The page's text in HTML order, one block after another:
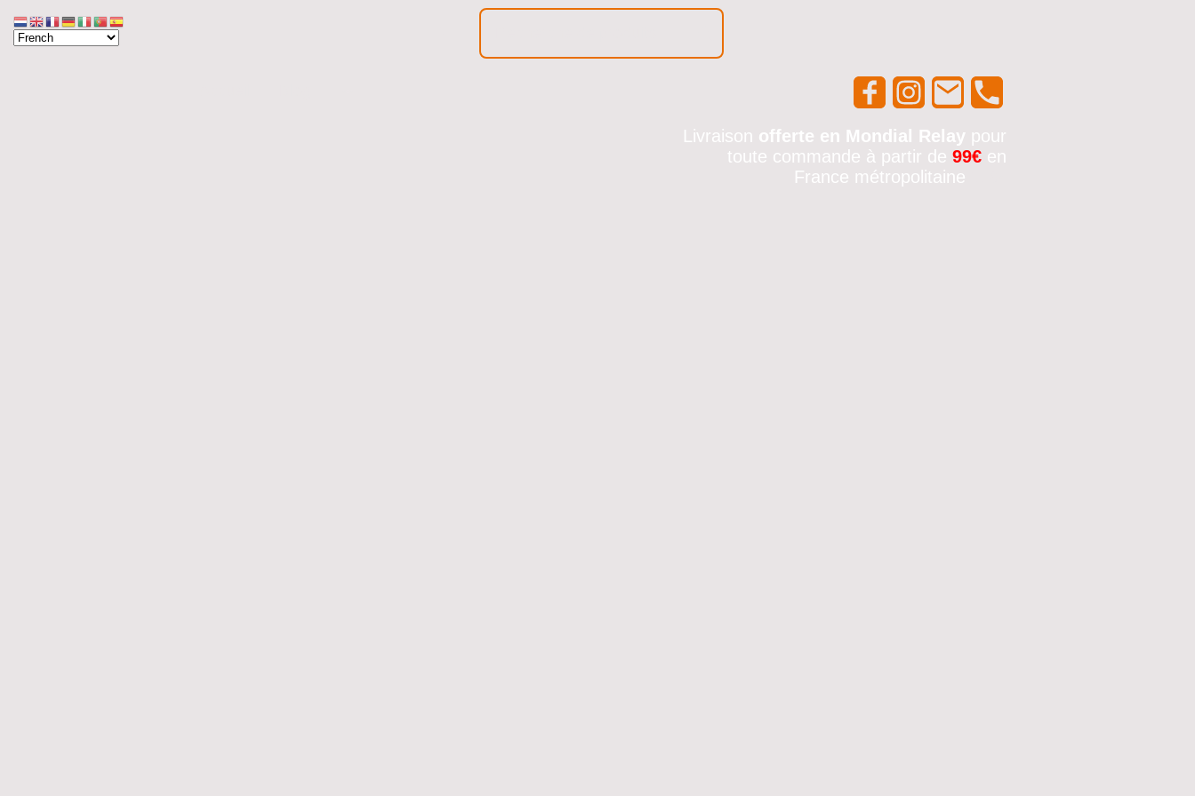
Livraison offerte en Mondial Relay pour
toute commande à partir de 99€en
France métropolitaine